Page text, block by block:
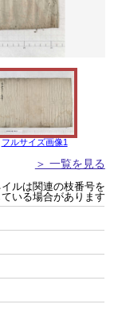
フルサイズ画像1
＞ 一覧を見る
ルは関連の枝番号を
いる場合があります